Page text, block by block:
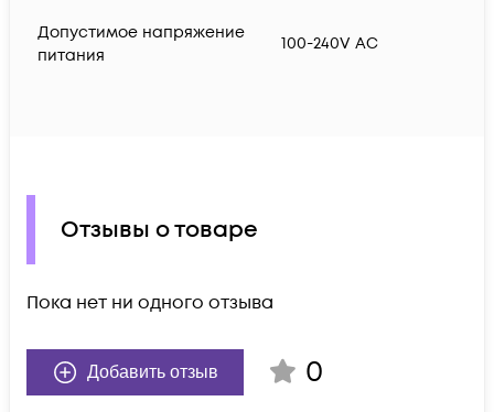
Допустимое напряжение
питания
100-240V AC
Отзывы о товаре
Пока нет ни одного отзыва
Добавить отзыв 0